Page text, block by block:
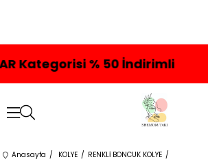
% 50 İndirimli
Anasayfa KOLYE RENKLİ BONCUK KOLYE